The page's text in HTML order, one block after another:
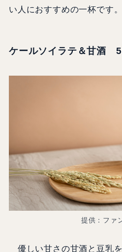
い人におすすめの一杯です。
ケールソイラテ＆甘酒
提供：ファ
優しい甘さの甘酒と豆乳